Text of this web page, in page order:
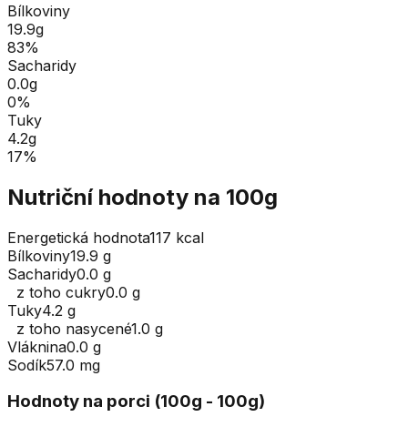
Bílkoviny
19.9g
83%
Sacharidy
0.0g
0%
Tuky
4.2g
17%
Nutriční hodnoty na 100g
Energetická hodnota117 kcal
Bílkoviny19.9 g
Sacharidy0.0 g
z toho cukry0.0 g
Tuky4.2 g
z toho nasycené1.0 g
Vláknina0.0 g
Sodík57.0 mg
Hodnoty na porci (100g - 100g)